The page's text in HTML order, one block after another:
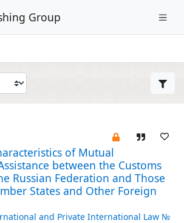
Group
of Mutual
between the Customs
Russian Federation and Those
States and Other Foreign
and Private International Law №